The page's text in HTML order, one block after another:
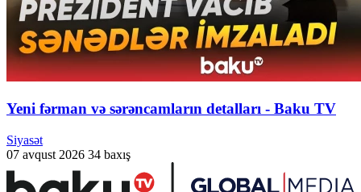
Yeni fərman və sərəncamların detalları - Baku TV
Siyasət
07 avqust 2026 34 baxış